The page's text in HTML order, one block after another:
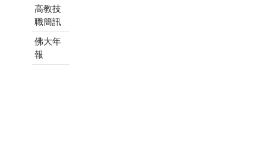
高教技
職簡訊
佛大年
報